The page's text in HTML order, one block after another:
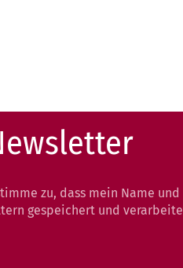
zu, dass mein Name
gespeichert und